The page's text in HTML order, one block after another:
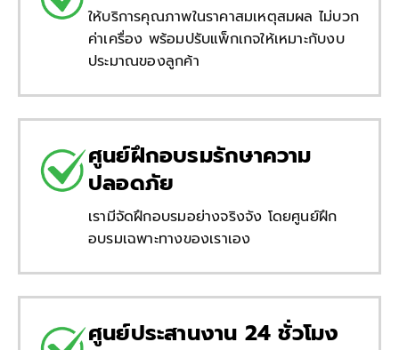
ให้บริการคุณภาพในราคาสมเหตุสมผล ไม่บวก
ค่าเครื่อง พร้อมปรับแพ็กเกจให้เหมาะกับงบ
ประมาณของลูกค้า
ศูนย์ฝึกอบรมรักษาความ
ปลอดภัย
เรามีจัดฝึกอบรมอย่างจริงจัง โดยศูนย์ฝึก
อบรมเฉพาะทางของเราเอง
ศูนย์ประสานงาน 24 ชั่วโมง